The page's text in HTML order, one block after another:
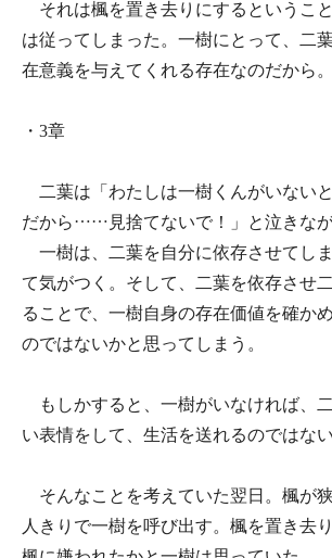
それは楓を置き去りにするというこ
は従ってしまった。一樹にとって、二
在意義を与えてくれる存在なのだから。
・3章
二葉は「わたしは一樹くんがいないと
だから……見捨てないで！」と泣きなが
一樹は、二葉を自分に依存させてし
て気がつく。そして、二葉を依存させ
ることで、一樹自身の存在価値を確か
のではないかと思ってしまう。
もしかすると、一樹がいなければ、
い表情をして、生活を送れるのではない
そんなことを考えていた翌日。楓が
人きりで一樹を呼び出す。楓を置き去